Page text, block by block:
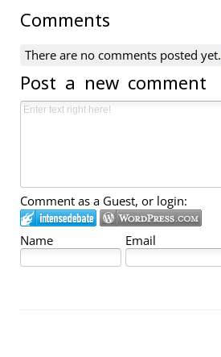
Comments
There are no comments posted yet.
Post a new comment
Comment as a Guest, or login:
Name Email